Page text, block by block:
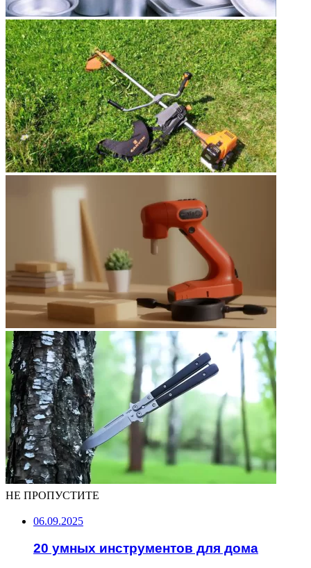
НЕ ПРОПУСТИТЕ
06.09.2025
20 умных инструментов для дома